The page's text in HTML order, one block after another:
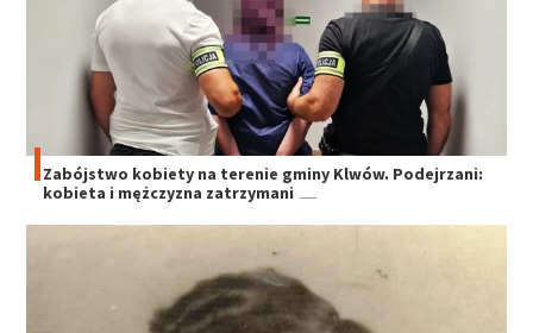
Zabójstwo kobiety na terenie gminy Klwów. Podejrzani:
kobieta i mężczyzna zatrzymani